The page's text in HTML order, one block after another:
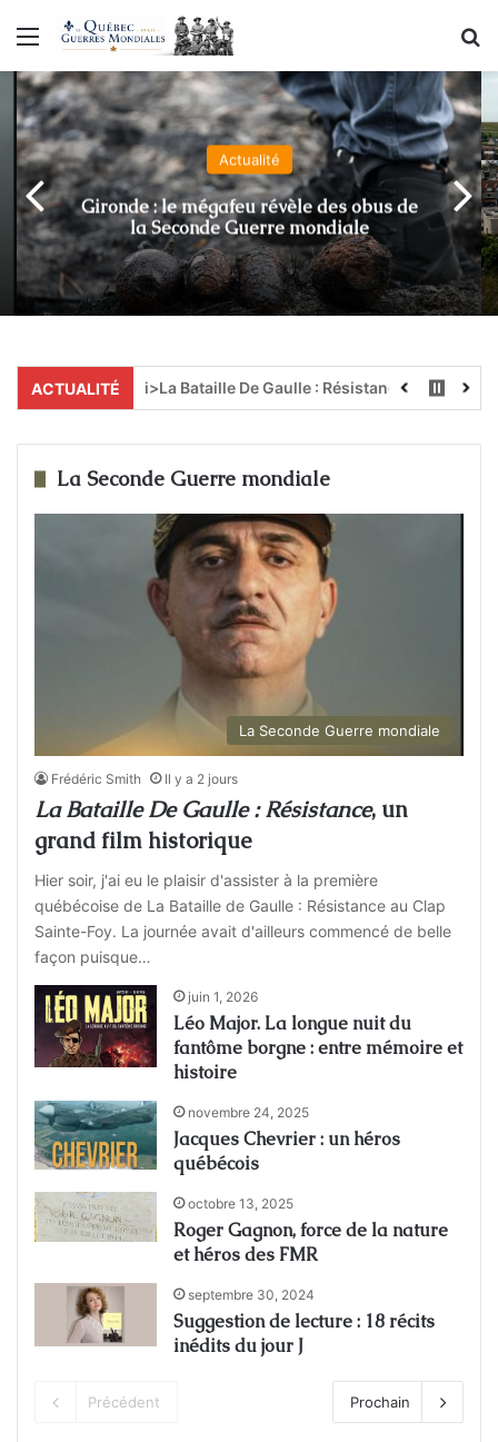
Menu
Actualité
Gironde : le mégafeu révèle des obus de
la Seconde Guerre mondiale
ACTUALITÉ<i>La Bataille De Gaulle : Résistance</i>, un grand
La Seconde Guerre mondiale
La Seconde Guerre mondiale
Frédéric Smith Il y a 2 jours
La Bataille De Gaulle : Résistance, un
grand film historique
Hier soir, j'ai eu le plaisir d'assister à la première
québécoise de La Bataille de Gaulle : Résistance au Clap
Sainte-Foy. La journée avait d'ailleurs commencé de belle
façon puisque…
juin 1, 2026
Léo Major. La longue nuit du
fantôme borgne : entre mémoire et
histoire
novembre 24, 2025
Jacques Chevrier : un héros
québécois
octobre 13, 2025
Roger Gagnon, force de la nature
et héros des FMR
septembre 30, 2024
Suggestion de lecture : 18 récits
inédits du jour J
Précédent Prochain